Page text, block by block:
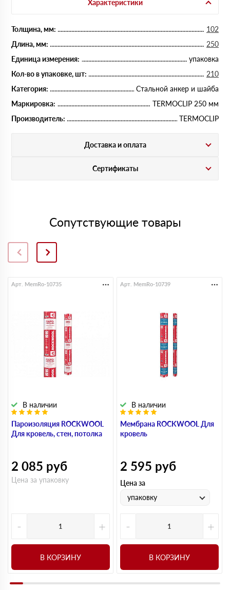
Характеристики
Толщина, мм:
102
Длина, мм:
250
Единица измерения:
упаковка
Кол-во в упаковке, шт:
210
Категория:
Стальной анкер и шайба
Маркировка:
TERMOCLIP 250 мм
Производитель:
TERMOCLIP
Доставка и оплата
Сертификаты
Сопутствующие товары
Пароизоляция ROCKWOOL
Для кровель, стен, потолка
В наличии
Арт. MemRo-10735
2 085 руб
Цена за упаковку
- +
В КОРЗИНУ
Мембрана ROCKWOOL Для
кровель
В наличии
Арт. MemRo-10739
2 595 руб
Цена за
упаковку
- +
В КОРЗИНУ